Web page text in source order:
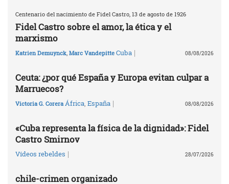
Centenario del nacimiento de Fidel Castro, 13 de agosto de 1926
Fidel Castro sobre el amor, la ética y el
marxismo
Katrien Demuynck, Marc Vandepitte Cuba | 08/08/2026
Ceuta: ¿por qué España y Europa evitan culpar a
Marruecos?
Victoria G. Corera África España | 08/08/2026
«Cuba representa la física de la dignidad»: Fidel
Castro Smirnov
Vídeos rebeldes | 28/07/2026
chile-crimen organizado